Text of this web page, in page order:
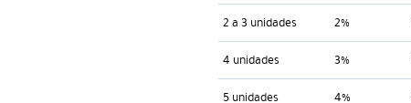
2 a 3 unidades 2%
4 unidades 3%
5 unidades 4%